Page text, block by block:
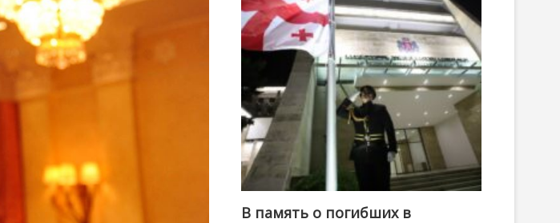
o
n
В память о погибших в